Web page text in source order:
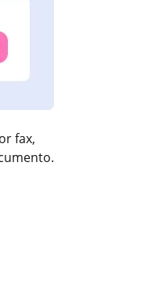
fax,